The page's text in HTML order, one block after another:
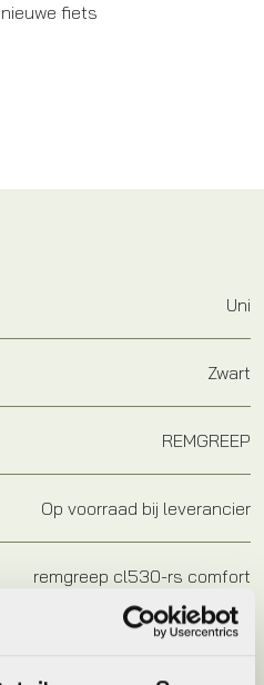
fiets
Uni
Zwart
REMGREEP
Op voorraad bij leverancier
remgreep cl530-rs comfort